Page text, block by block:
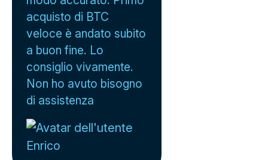
acquisto di BTC
veloce è andato subito
a buon fine. Lo
consiglio vivamente.
Non ho avuto bisogno
di assistenza
Enrico